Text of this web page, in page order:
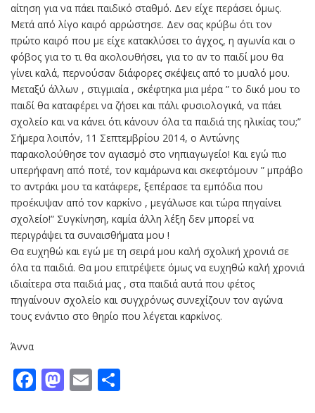
αίτηση για να πάει παιδικό σταθμό. Δεν είχε περάσει όμως.
Μετά από λίγο καιρό αρρώστησε. Δεν σας κρύβω ότι τον
πρώτο καιρό που με είχε κατακλύσει το άγχος, η αγωνία και ο
φόβος για το τι θα ακολουθήσει, για το αν το παιδί μου θα
γίνει καλά, περνούσαν διάφορες σκέψεις από το μυαλό μου.
Μεταξύ άλλων , στιγμιαία , σκέφτηκα μια μέρα ” το δικό μου το
παιδί θα καταφέρει να ζήσει και πάλι φυσιολογικά, να πάει
σχολείο και να κάνει ότι κάνουν όλα τα παιδιά της ηλικίας του;”
Σήμερα λοιπόν, 11 Σεπτεμβρίου 2014, ο Αντώνης
παρακολούθησε τον αγιασμό στο νηπιαγωγείο! Και εγώ πιο
υπερήφανη από ποτέ, τον καμάρωνα και σκεφτόμουν ” μπράβο
το αντράκι μου τα κατάφερε, ξεπέρασε τα εμπόδια που
προέκυψαν από τον καρκίνο , μεγάλωσε και τώρα πηγαίνει
σχολείο!” Συγκίνηση, καμία άλλη λέξη δεν μπορεί να
περιγράψει τα συναισθήματα μου !
Θα ευχηθώ και εγώ με τη σειρά μου καλή σχολική χρονιά σε
όλα τα παιδιά. Θα μου επιτρέψετε όμως να ευχηθώ καλή χρονιά
ιδιαίτερα στα παιδιά μας , στα παιδιά αυτά που φέτος
πηγαίνουν σχολείο και συγχρόνως συνεχίζουν τον αγώνα
τους ενάντιο στο θηρίο που λέγεται καρκίνος.
Άννα
Facebook
Mastodon
Email